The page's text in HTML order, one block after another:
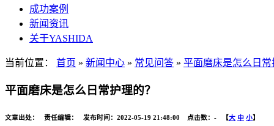
成功案例
新闻资讯
关于YASHIDA
当前位置： 首页 » 新闻中心 » 常见问答 » 平面磨床是怎么日常
平面磨床是怎么日常护理的？
文章出处： 责任编辑： 发布时间：2022-05-19 21:48:00 点击数： - 【大 中 小】